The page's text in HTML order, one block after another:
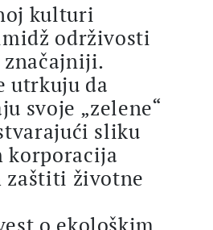
kulturi
održivosti
značajniji.
utrkuju da
svoje „zelene“
sliku
korporacija
zaštiti životne